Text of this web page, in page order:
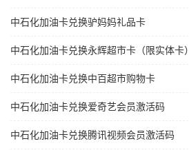
中石化加油卡兑换驴妈妈礼品卡
中石化加油卡兑换永辉超市卡（限实体卡）
中石化加油卡兑换中百超市购物卡
中石化加油卡兑换爱奇艺会员激活码
中石化加油卡兑换腾讯视频会员激活码